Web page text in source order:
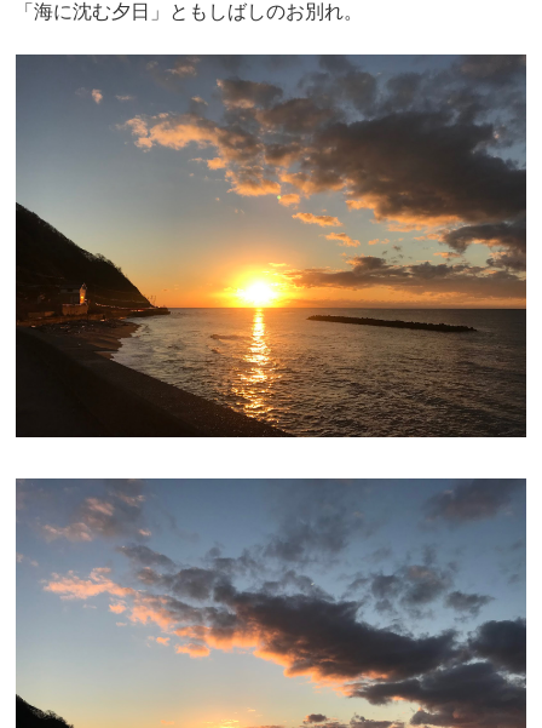
「海に沈む夕日」ともしばしのお別れ。